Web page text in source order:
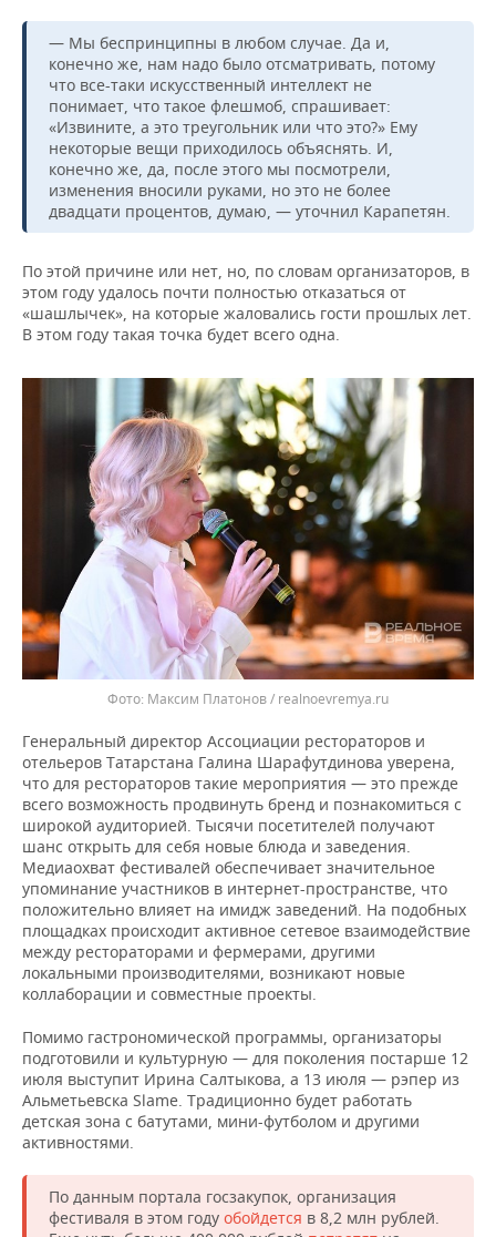
— Мы беспринципны в любом случае. Да и,
конечно же, нам надо было отсматривать, потому
что все-таки искусственный интеллект не
понимает, что такое флешмоб, спрашивает:
«Извините, а это треугольник или что это?» Ему
некоторые вещи приходилось объяснять. И,
конечно же, да, после этого мы посмотрели,
изменения вносили руками, но это не более
двадцати процентов, думаю, — уточнил Карапетян.
По этой причине или нет, но, по словам организаторов, в
этом году удалось почти полностью отказаться от
«шашлычек», на которые жаловались гости прошлых лет.
В этом году такая точка будет всего одна.
Максим Платонов / realnoevremya.ru
Генеральный директор Ассоциации рестораторов и
отельеров Татарстана Галина Шарафутдинова уверена,
что для рестораторов такие мероприятия — это прежде
всего возможность продвинуть бренд и познакомиться с
широкой аудиторией. Тысячи посетителей получают
шанс открыть для себя новые блюда и заведения.
Медиаохват фестивалей обеспечивает значительное
упоминание участников в интернет-пространстве, что
положительно влияет на имидж заведений. На подобных
площадках происходит активное сетевое взаимодействие
между рестораторами и фермерами, другими
локальными производителями, возникают новые
коллаборации и совместные проекты.
Помимо гастрономической программы, организаторы
подготовили и культурную — для поколения постарше 12
июля выступит Ирина Салтыкова, а 13 июля — рэпер из
Альметьевска Slame. Традиционно будет работать
детская зона с батутами, мини-футболом и другими
активностями.
По данным портала госзакупок, организация
фестиваля в этом году обойдется в 8,2 млн рублей.